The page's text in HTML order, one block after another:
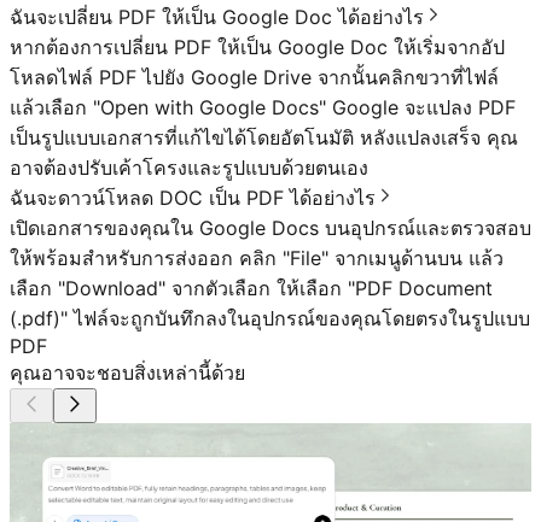
ฉันจะเปลี่ยน PDF ให้เป็น Google Doc ได้อย่างไร
หากต้องการเปลี่ยน PDF ให้เป็น Google Doc ให้เริ่มจากอัป
โหลดไฟล์ PDF ไปยัง Google Drive จากนั้นคลิกขวาที่ไฟล์
แล้วเลือก "Open with Google Docs" Google จะแปลง PDF
เป็นรูปแบบเอกสารที่แก้ไขได้โดยอัตโนมัติ หลังแปลงเสร็จ คุณ
อาจต้องปรับเค้าโครงและรูปแบบด้วยตนเอง
ฉันจะดาวน์โหลด DOC เป็น PDF ได้อย่างไร
เปิดเอกสารของคุณใน Google Docs บนอุปกรณ์และตรวจสอบ
ให้พร้อมสำหรับการส่งออก คลิก "File" จากเมนูด้านบน แล้ว
เลือก "Download" จากตัวเลือก ให้เลือก "PDF Document
(.pdf)" ไฟล์จะถูกบันทึกลงในอุปกรณ์ของคุณโดยตรงในรูปแบบ
PDF
คุณอาจจะชอบสิ่งเหล่านี้ด้วย